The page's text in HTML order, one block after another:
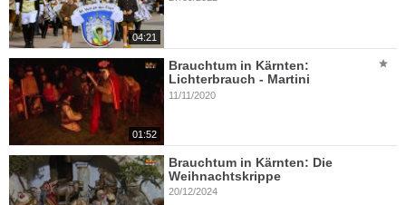
04:21
01:52
Brauchtum in Kärnten:
Lichterbrauch - Martini
11/11/2020
Brauchtum in Kärnten: Die
Weihnachtskrippe
20/12/2024